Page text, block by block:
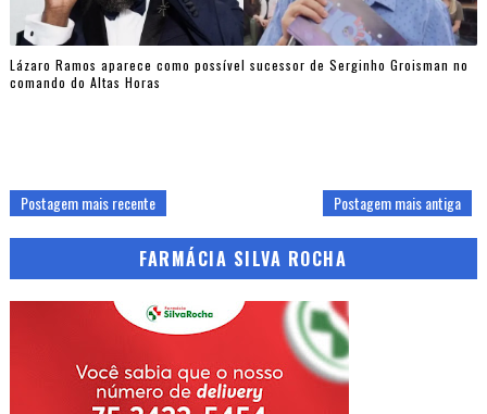
Lázaro Ramos aparece como possível sucessor de Serginho Groisman no
comando do Altas Horas
Postagem mais recente Postagem mais antiga
FARMÁCIA SILVA ROCHA